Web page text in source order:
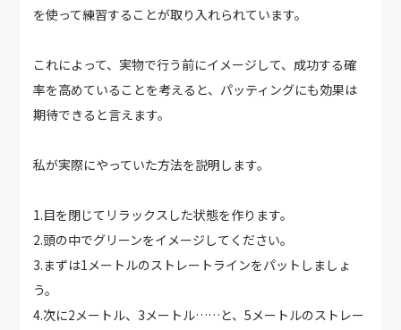
を使って練習することが取り入れられています。
これによって、実物で行う前にイメージして、成功する確
率を高めていることを考えると、パッティングにも効果は
期待できると言えます。
私が実際にやっていた方法を説明します。
1.目を閉じてリラックスした状態を作ります。
2.頭の中でグリーンをイメージしてください。
3.まずは1メートルのストレートラインをパットしましょ
う。
4.次に2メートル、3メートル……と、5メートルのストレー